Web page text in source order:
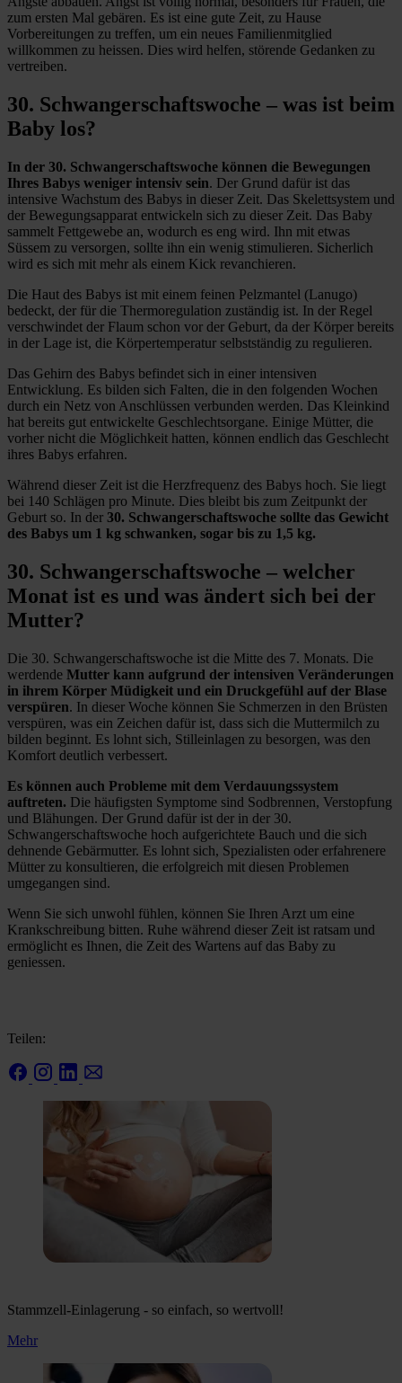
zum ersten Mal gebären. Es ist eine gute Zeit, zu Hause
Vorbereitungen zu treffen, um ein neues Familienmitglied
willkommen zu heissen. Dies wird helfen, störende Gedanken zu
vertreiben.
30. Schwangerschaftswoche – was ist beim
Baby los?
In der 30. Schwangerschaftswoche können die Bewegungen
Ihres Babys weniger intensiv sein. Der Grund dafür ist das
intensive Wachstum des Babys in dieser Zeit. Das Skelettsystem und
der Bewegungsapparat entwickeln sich zu dieser Zeit. Das Baby
sammelt Fettgewebe an, wodurch es eng wird. Ihn mit etwas
Süssem zu versorgen, sollte ihn ein wenig stimulieren. Sicherlich
wird es sich mit mehr als einem Kick revanchieren.
Die Haut des Babys ist mit einem feinen Pelzmantel (Lanugo)
bedeckt, der für die Thermoregulation zuständig ist. In der Regel
verschwindet der Flaum schon vor der Geburt, da der Körper bereits
in der Lage ist, die Körpertemperatur selbstständig zu regulieren.
Das Gehirn des Babys befindet sich in einer intensiven
Entwicklung. Es bilden sich Falten, die in den folgenden Wochen
durch ein Netz von Anschlüssen verbunden werden. Das Kleinkind
hat bereits gut entwickelte Geschlechtsorgane. Einige Mütter, die
vorher nicht die Möglichkeit hatten, können endlich das Geschlecht
ihres Babys erfahren.
Während dieser Zeit ist die Herzfrequenz des Babys hoch. Sie liegt
bei 140 Schlägen pro Minute. Dies bleibt bis zum Zeitpunkt der
Geburt so. In der 30. Schwangerschaftswoche sollte das Gewicht
des Babys um 1 kg schwanken, sogar bis zu 1,5 kg.
30. Schwangerschaftswoche – welcher
Monat ist es und was ändert sich bei der
Mutter?
Die 30. Schwangerschaftswoche ist die Mitte des 7. Monats. Die
werdende Mutter kann aufgrund der intensiven Veränderungen
in ihrem Körper Müdigkeit und ein Druckgefühl auf der Blase
verspüren. In dieser Woche können Sie Schmerzen in den Brüsten
verspüren, was ein Zeichen dafür ist, dass sich die Muttermilch zu
bilden beginnt. Es lohnt sich, Stilleinlagen zu besorgen, was den
Komfort deutlich verbessert.
Es können auch Probleme mit dem Verdauungssystem
auftreten. Die häufigsten Symptome sind Sodbrennen, Verstopfung
und Blähungen. Der Grund dafür ist der in der 30.
Schwangerschaftswoche hoch aufgerichtete Bauch und die sich
dehnende Gebärmutter. Es lohnt sich, Spezialisten oder erfahrenere
Mütter zu konsultieren, die erfolgreich mit diesen Problemen
umgegangen sind.
Wenn Sie sich unwohl fühlen, können Sie Ihren Arzt um eine
Krankschreibung bitten. Ruhe während dieser Zeit ist ratsam und
ermöglicht es Ihnen, die Zeit des Wartens auf das Baby zu
geniessen.
Teilen:
Stammzell-Einlagerung - so einfach, so wertvoll!
Mehr